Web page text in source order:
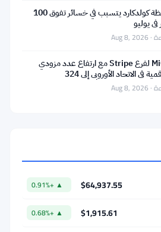
اختراق محفظة كولدكارد يتسبب في خسائر تفوق 100
يوليو
ترخيص MiCA لفرع Stripe مع ارتفاع عدد مزودي
في الاتحاد الأوروبي إلى 324
$64,937.55
▲ +0.91%
$1,915.61
▲ +0.68%